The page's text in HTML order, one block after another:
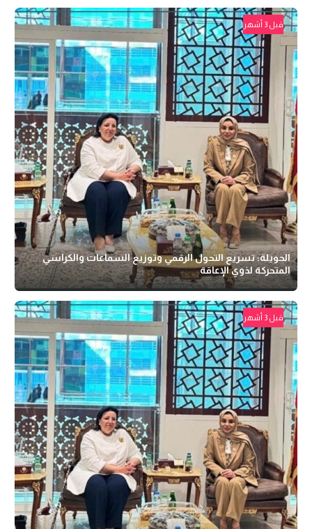
قبل 3 أشهر
الحويلة: تسريع التحول الرقمي وتوزيع السماعات والكراسي
المتحركة لذوي الإعاقة
قبل 3 أشهر